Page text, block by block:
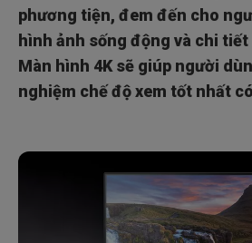
phương tiện, đem đến cho
hình ảnh sống động và chi
Màn hình 4K sẽ giúp người
nghiệm chế độ xem tốt nhất